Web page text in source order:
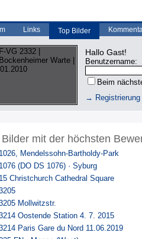
Links Top Bilder
Hallo Gast!
Benutzername:
Beim
→ Registrierung
Bilder mit der höchsten
1026, Mendelssohn-Bartholdy-Park
1076 (DO DS 1076) · Syburg
15 Christchurch Cathedral Square
Mollwitzstr.
Oostende Station 4. 7. 2015
Paris Gare du Nord 11.06.2019